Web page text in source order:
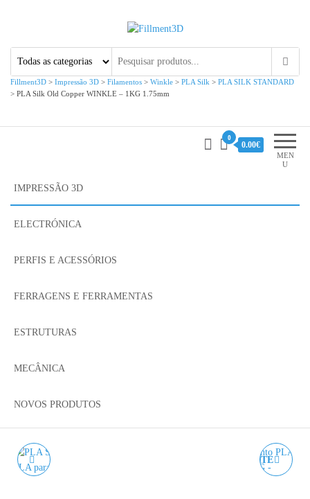
Fillment3D
Fillment3D > Impressão 3D > Filamentos > Winkle > PLA Silk > PLA SILK STANDARD
> PLA Silk Old Copper WINKLE – 1KG 1.75mm
MEN
U
0
0.00€
IMPRESSÃO 3D
ELECTRÓNICA
PERFIS E ACESSÓRIOS
FERRAGENS E FERRAMENTAS
ESTRUTURAS
MECÂNICA
NOVOS PRODUTOS
PLA SILK SNOW WHITE